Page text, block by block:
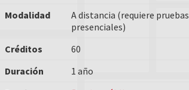
Modalidad
A distancia (requiere pruebas
presenciales)
Créditos
60
Duración
1 año